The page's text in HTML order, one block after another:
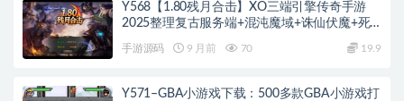
Y568【1.80残月合击】XO三端引擎传奇手游
2025整理复古服务端+混沌魔域+诛仙伏魔+死
手游源码 9 月前 70 19.9
Y571–GBA小游戏下载：500多款GBA小游戏打